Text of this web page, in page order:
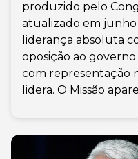
produzido pelo
atualizado em junho
liderança absoluta
oposição ao
com representação
lidera. O Missão